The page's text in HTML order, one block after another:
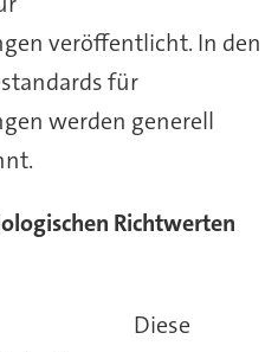
veröffentlicht. In den
für
werden generell
Richtwerten
Diese